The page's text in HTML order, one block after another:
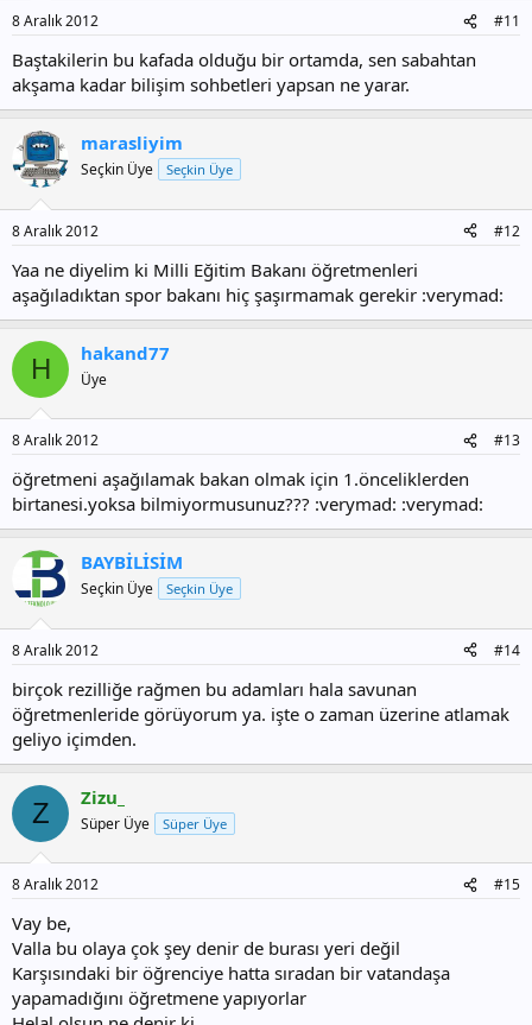
8 Aralık 2012 #11
Baştakilerin bu kafada olduğu bir ortamda, sen sabahtan
akşama kadar bilişim sohbetleri yapsan ne yarar.
marasliyim
Seçkin Üye Seçkin Üye
8 Aralık 2012 #12
Yaa ne diyelim ki Milli Eğitim Bakanı öğretmenleri
aşağıladıktan spor bakanı hiç şaşırmamak gerekir :verymad:
H hakand77
Üye
8 Aralık 2012 #13
öğretmeni aşağılamak bakan olmak için 1.önceliklerden
birtanesi.yoksa bilmiyormusunuz??? :verymad: :verymad:
BAYBİLİSİM
Seçkin Üye Seçkin Üye
8 Aralık 2012 #14
birçok rezilliğe rağmen bu adamları hala savunan
öğretmenleride görüyorum ya. işte o zaman üzerine atlamak
geliyo içimden.
Z Zizu_
Süper Üye Süper Üye
8 Aralık 2012 #15
Vay be,
Valla bu olaya çok şey denir de burası yeri değil
Karşısındaki bir öğrenciye hatta sıradan bir vatandaşa
yapamadığını öğretmene yapıyorlar